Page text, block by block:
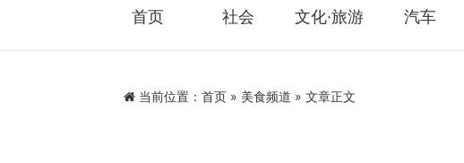
首页 社会 文化·旅游 汽车
当前位置： 首页 » 美食频道 » 文章正文